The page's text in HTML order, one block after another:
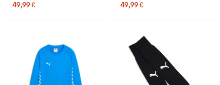
49,99 €
49,99 €